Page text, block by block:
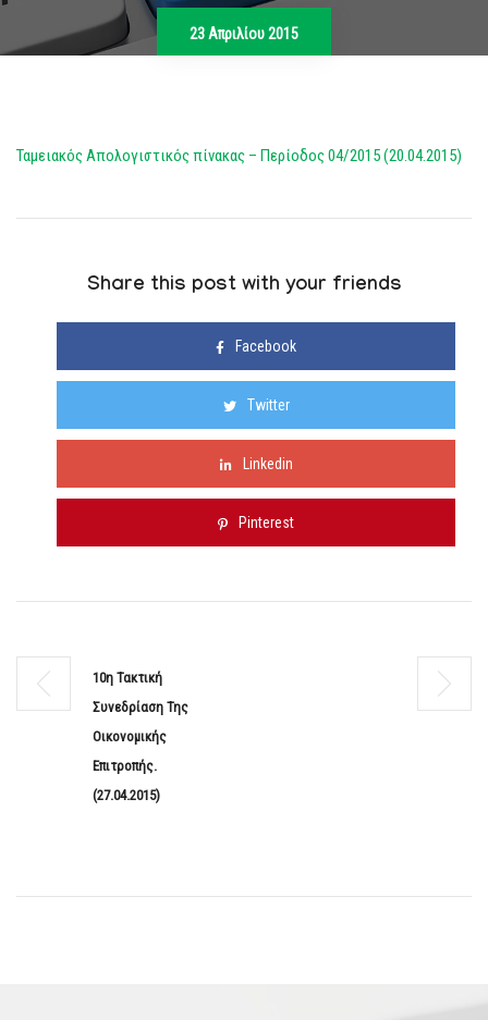
23 Απριλίου 2015
Ταμειακός Απολογιστικός πίνακας – Περίοδος 04/2015 (20.04.2015)
Share this post with your friends
Facebook
Twitter
Linkedin
Pinterest
10η Τακτική
Συνεδρίαση Της
Οικονομικής
Επιτροπής.
(27.04.2015)